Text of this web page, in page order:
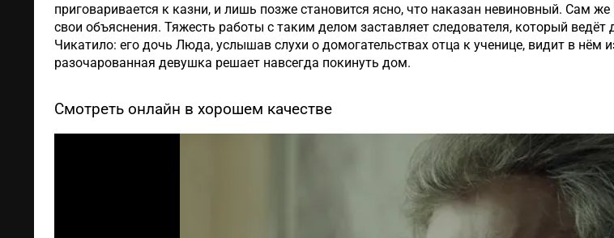
приговаривается к казни, и лишь позже становится ясно, что наказан невиновный. Сам
свои объяснения. Тяжесть работы с таким делом заставляет следователя, который
Чикатило: его дочь Люда, услышав слухи о домогательствах отца к ученице, видит в нём
разочарованная девушка решает навсегда покинуть дом.
Смотреть онлайн в хорошем качестве